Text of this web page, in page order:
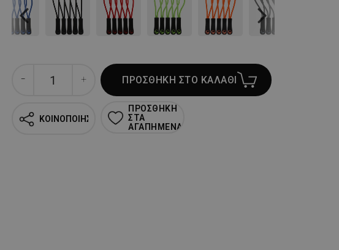
Previous Next
ΠΡΟΣΘΗΚΗ ΣΤΟ ΚΑΛΑΘΙ
ΚΟΙΝΟΠΟΙΗΣΗ
ΠΡΟΣΘΗΚΗ
ΣΤΑ
ΑΓΑΠΗΜΕΝΑ